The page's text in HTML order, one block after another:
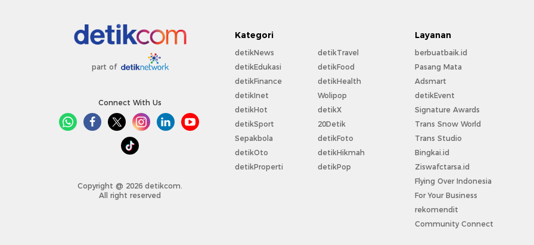
part of
Connect With Us
Copyright @ 2026 detikcom.
All right reserved
Kategori
detikNews
detikEdukasi
detikFinance
detikInet
detikHot
detikSport
Sepakbola
detikOto
detikProperti
detikTravel
detikFood
detikHealth
Wolipop
detikX
20Detik
detikFoto
detikHikmah
detikPop
Layanan
berbuatbaik.id
Pasang Mata
Adsmart
detikEvent
Signature Awards
Trans Snow World
Trans Studio
Bingkai.id
Ziswafctarsa.id
Flying Over Indonesia
For Your Business
rekomendit
Community Connect